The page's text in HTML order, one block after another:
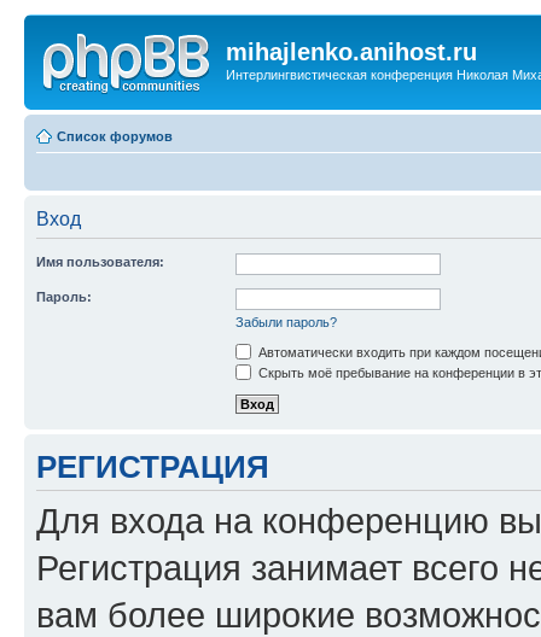
mihajlenko.anihost.ru
Интерлингвистическая конференция Николая
Список форумов
Вход
Имя пользователя:
Пароль:
Забыли пароль?
Автоматически входить при каждом
Скрыть моё пребывание на конференции в
РЕГИСТРАЦИЯ
Для входа на конференцию
Регистрация занимает всего
вам более широкие